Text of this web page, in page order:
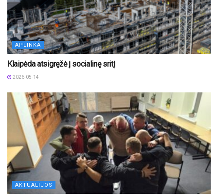
APLINKA
Klaipėda atsigręžė į socialinę sritį
2026-05-14
AKTUALIJOS